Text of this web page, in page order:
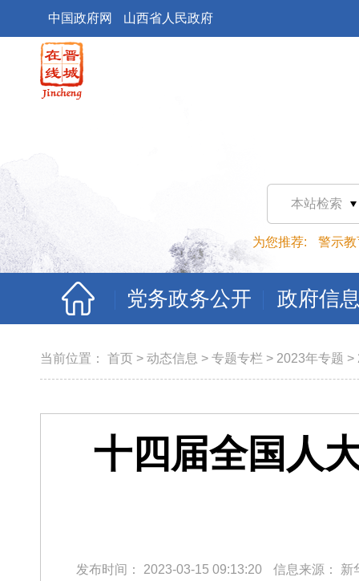
中国政府网 山西省人民政府
本站检索
为您推荐: 警示教
党务政务公开 政府信
当前位置： 首页 > 动态信息 > 专题专栏 > 2023年专题 >
十四届全国人
发布时间： 2023-03-15 09:13:20 信息来源： 新